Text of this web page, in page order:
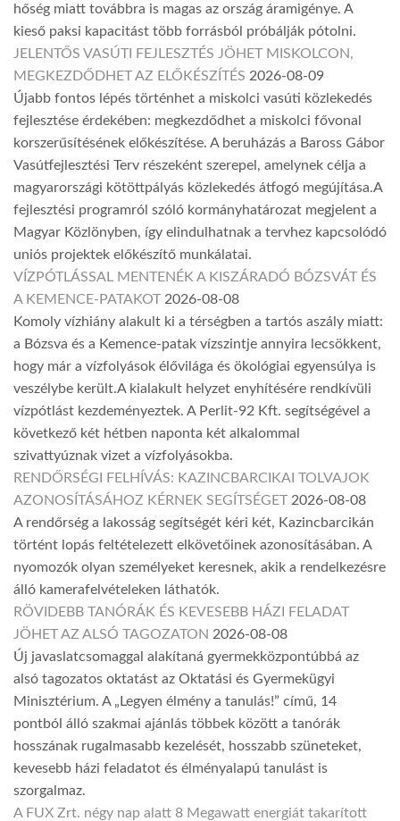
hőség miatt továbbra is magas az ország áramigénye. A
kieső paksi kapacitást több forrásból próbálják pótolni.
JELENTŐS VASÚTI FEJLESZTÉS JÖHET MISKOLCON,
MEGKEZDŐDHET AZ ELŐKÉSZÍTÉS 2026-08-09
Újabb fontos lépés történhet a miskolci vasúti közlekedés
fejlesztése érdekében: megkezdődhet a miskolci fővonal
korszerűsítésének előkészítése. A beruházás a Baross Gábor
Vasútfejlesztési Terv részeként szerepel, amelynek célja a
magyarországi kötöttpályás közlekedés átfogó megújítása.A
fejlesztési programról szóló kormányhatározat megjelent a
Magyar Közlönyben, így elindulhatnak a tervhez kapcsolódó
uniós projektek előkészítő munkálatai.
VÍZPÓTLÁSSAL MENTENÉK A KISZÁRADÓ BÓZSVÁT ÉS
A KEMENCE-PATAKOT 2026-08-08
Komoly vízhiány alakult ki a térségben a tartós aszály miatt:
a Bózsva és a Kemence-patak vízszintje annyira lecsökkent,
hogy már a vízfolyások élővilága és ökológiai egyensúlya is
veszélybe került.A kialakult helyzet enyhítésére rendkívüli
vízpótlást kezdeményeztek. A Perlit-92 Kft. segítségével a
következő két hétben naponta két alkalommal
szivattyúznak vizet a vízfolyásokba.
RENDŐRSÉGI FELHÍVÁS: KAZINCBARCIKAI TOLVAJOK
AZONOSÍTÁSÁHOZ KÉRNEK SEGÍTSÉGET 2026-08-08
A rendőrség a lakosság segítségét kéri két, Kazincbarcikán
történt lopás feltételezett elkövetőinek azonosításában. A
nyomozók olyan személyeket keresnek, akik a rendelkezésre
álló kamerafelvételeken láthatók.
RÖVIDEBB TANÓRÁK ÉS KEVESEBB HÁZI FELADAT
JÖHET AZ ALSÓ TAGOZATON 2026-08-08
Új javaslatcsomaggal alakítaná gyermekközpontúbbá az
alsó tagozatos oktatást az Oktatási és Gyermekügyi
Minisztérium. A „Legyen élmény a tanulás!” című, 14
pontból álló szakmai ajánlás többek között a tanórák
hosszának rugalmasabb kezelését, hosszabb szüneteket,
kevesebb házi feladatot és élményalapú tanulást is
szorgalmaz.
A FUX Zrt. négy nap alatt 8 Megawatt energiát takarított